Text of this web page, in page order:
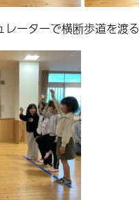
ーターで横断歩道を渡